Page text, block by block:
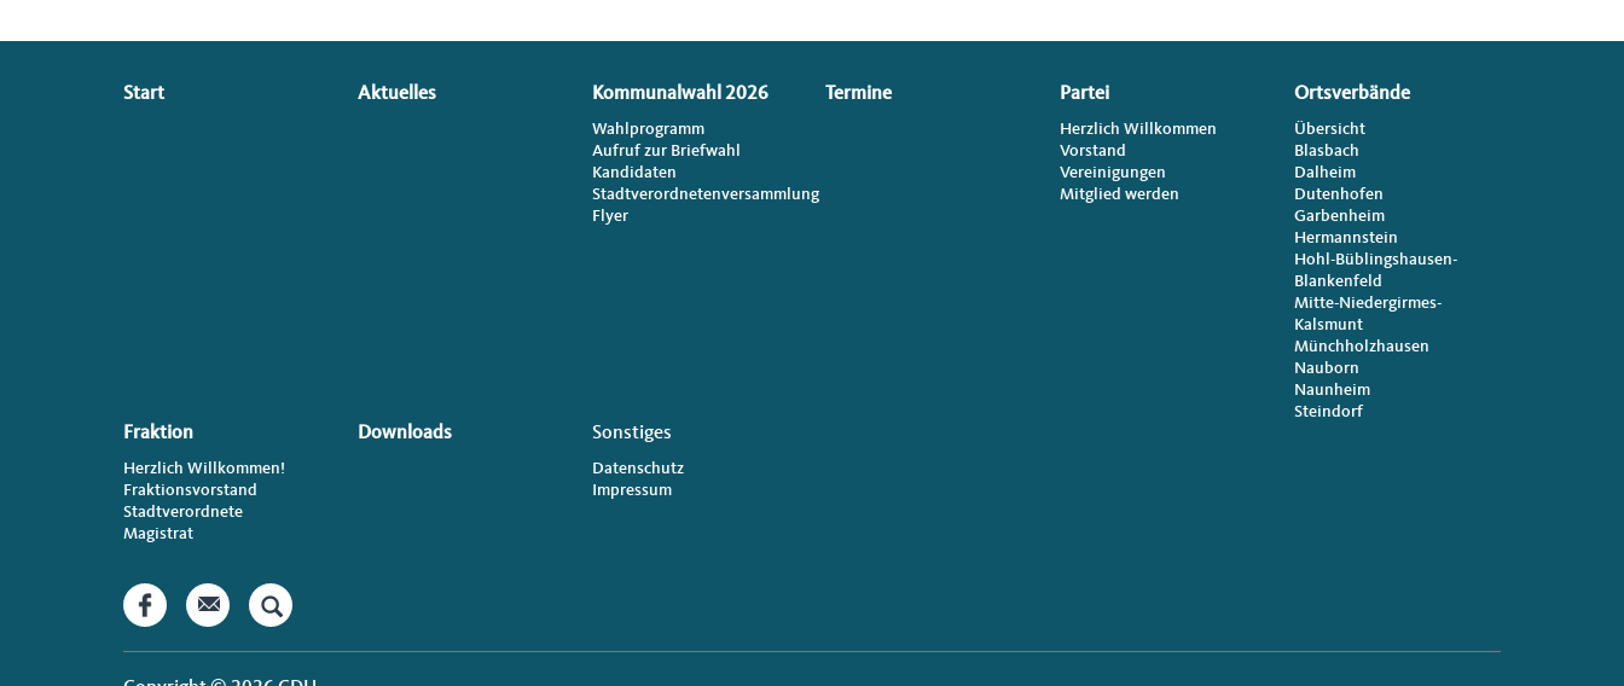
Seitenübersicht
Start Aktuelles Kommunalwahl 2026
Wahlprogramm
Aufruf zur Briefwahl
Kandidaten
Stadtverordnetenversammlung
Flyer
Termine Partei
Herzlich Willkommen
Vorstand
Vereinigungen
Mitglied werden
Ortsverbände
Übersicht
Blasbach
Dalheim
Dutenhofen
Garbenheim
Hermannstein
Hohl-Büblingshausen-
Blankenfeld
Mitte-Niedergirmes-
Kalsmunt
Münchholzhausen
Nauborn
Naunheim
Steindorf
Fraktion
Herzlich Willkommen!
Fraktionsvorstand
Stadtverordnete
Magistrat
Downloads Sonstiges
Datenschutz
Impressum